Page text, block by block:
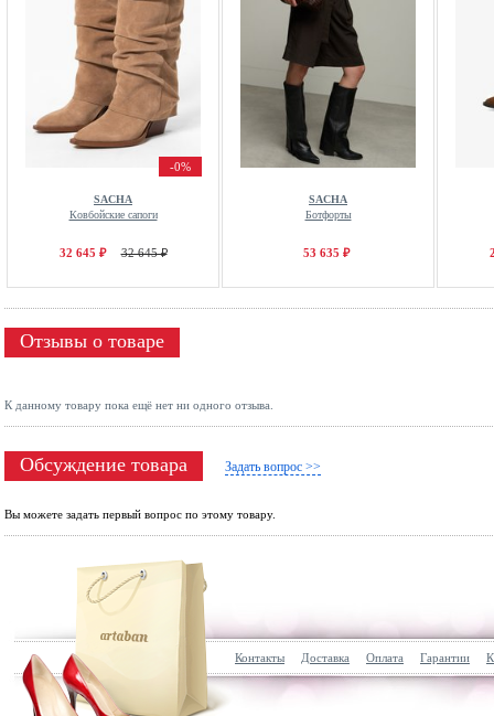
-0%
SACHA
Ковбойские сапоги
32 645 ₽ 32 645 ₽
SACHA
Ботфорты
53 635 ₽
Отзывы о товаре
К данному товару пока ещё нет ни одного отзыва.
Обсуждение товара Задать вопрос >>
Вы можете задать первый вопрос по этому товару.
Контакты Доставка Оплата Гарантии